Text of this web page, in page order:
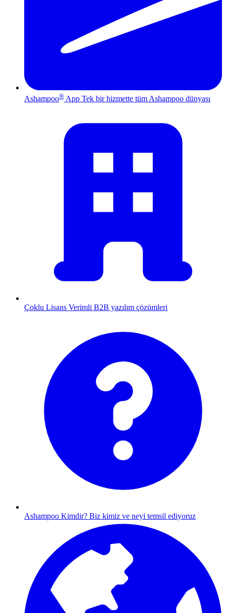
Ashampoo® App Tek bir hizmette tüm Ashampoo dünyası
Çoklu Lisans Verimli B2B yazılım çözümleri
Ashampoo Kimdir? Biz kimiz ve neyi temsil ediyoruz